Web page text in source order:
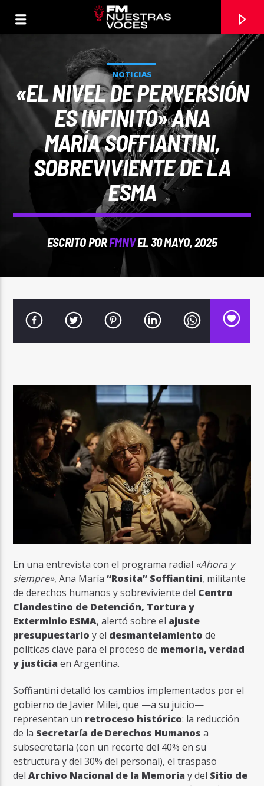
FM Nuestras Voces
NOTICIAS
«EL NIVEL DE PERVERSIÓN
ES INFINITO» ANA
MARÍA SOFFIANTINI,
SOBREVIVIENTE DE LA
ESMA
ESCRITO PORFMNVEL 30 MAYO, 2025
En una entrevista con el programa radial «Ahora y
siempre», Ana María“Rosita” Soffiantini, militante
de derechos humanos y sobreviviente del Centro
Clandestino de Detención, Tortura y
Exterminio ESMA, alertó sobre el ajuste
presupuestario y el desmantelamiento de
políticas clave para el proceso de memoria, verdad
y justicia en Argentina.
Soffiantini detalló los cambios implementados por el
gobierno de Javier Milei, que —a su juicio—
representan un retroceso histórico: la reducción
de la Secretaría de Derechos Humanos a
subsecretaría (con un recorte del 40% en su
estructura y del 30% del personal), el traspaso
delArchivo Nacional de la Memoria y del Sitio de